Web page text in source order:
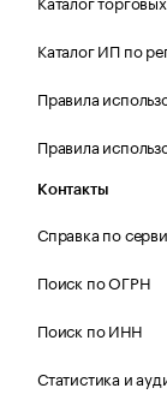
Каталог ИП по
Правила
Правила
Контакты
Справка по
Поиск по ОГРН
Поиск по ИНН
Статистика и